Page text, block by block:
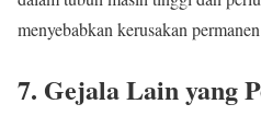
menyebabkan kerusakan
7. Gejala Lain yang